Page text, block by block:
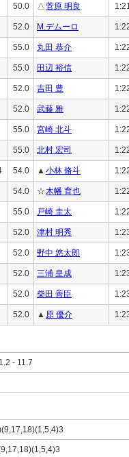
50.0 △菅原 明良
52.0 M.デムーロ
55.0 丸田 恭介
55.0 田辺 裕信
52.0 吉田 豊
52.0 武藤 雅
55.0 宮崎 北斗
55.0 北村 宏司
54.0 ▲ 小林 脩斗
54.0 ☆木幡 育也
55.0 戸崎 圭太
52.0 津村 明秀
52.0 野中 悠太郎
52.0 三浦 皇成
52.0 柴田 善臣
52.0 ▲ 原 優介
- 11.7